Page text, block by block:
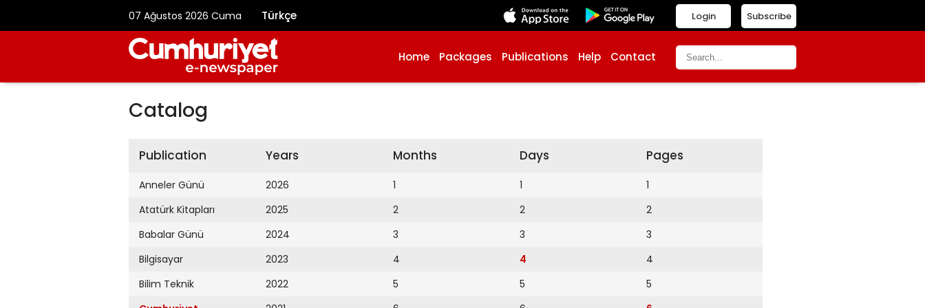
07 Ağustos 2026 Cuma Türkçe Subscribe
Login
Home Packages Publications Help Contact
Catalog
Publication
Anneler Günü
Atatürk Kitapları
Babalar Günü
Bilgisayar
Bilim Teknik
Years
2026
2025
2024
2023
2022
Months
1
2
3
4
5
Days
1
2
3
4
5
Pages
1
2
3
4
5